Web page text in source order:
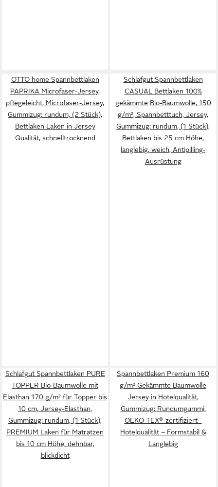
OTTO home Spannbettlaken
PAPRIKA Microfaser-Jersey,
pflegeleicht, Microfaser-Jersey,
Gummizug: rundum, (2 Stück),
Bettlaken Laken in Jersey
Qualität, schnelltrocknend
Schlafgut Spannbettlaken
CASUAL Bettlaken 100%
gekämmte Bio-Baumwolle, 150
g/m², Spannbetttuch, Jersey,
Gummizug: rundum, (1 Stück),
Bettlaken bis 25 cm Höhe,
langlebig, weich, Antipilling-
Ausrüstung
Schlafgut Spannbettlaken PURE
TOPPER Bio-Baumwolle mit
Elasthan 170 g/m² für Topper bis
10 cm, Jersey-Elasthan,
Gummizug: rundum, (1 Stück),
PREMIUM Laken für Matratzen
bis 10 cm Höhe, dehnbar,
blickdicht
Spannbettlaken Premium 160
g/m² Gekämmte Baumwolle
Jersey in Hotelqualität,
Gummizug: Rundumgummi,
OEKO-TEX®-zertifiziert -
Hotelqualität – Formstabil &
Langlebig